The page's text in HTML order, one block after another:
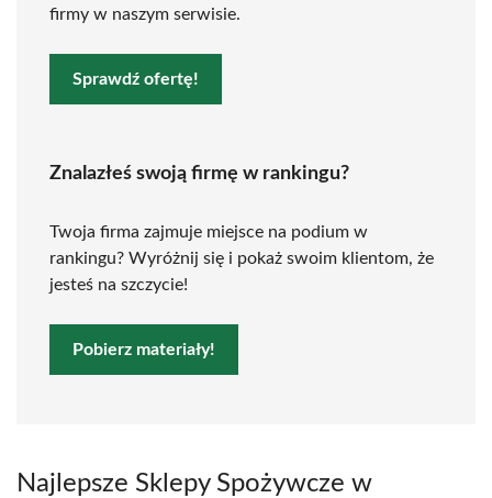
firmy w naszym serwisie.
Sprawdź ofertę!
Znalazłeś swoją firmę w rankingu?
Twoja firma zajmuje miejsce na podium w
rankingu? Wyróżnij się i pokaż swoim klientom, że
jesteś na szczycie!
Pobierz materiały!
Najlepsze Sklepy Spożywcze w